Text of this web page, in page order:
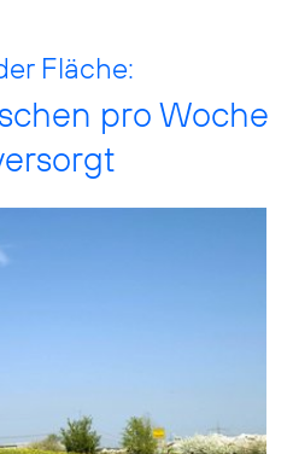
Fläche:
pro Woche